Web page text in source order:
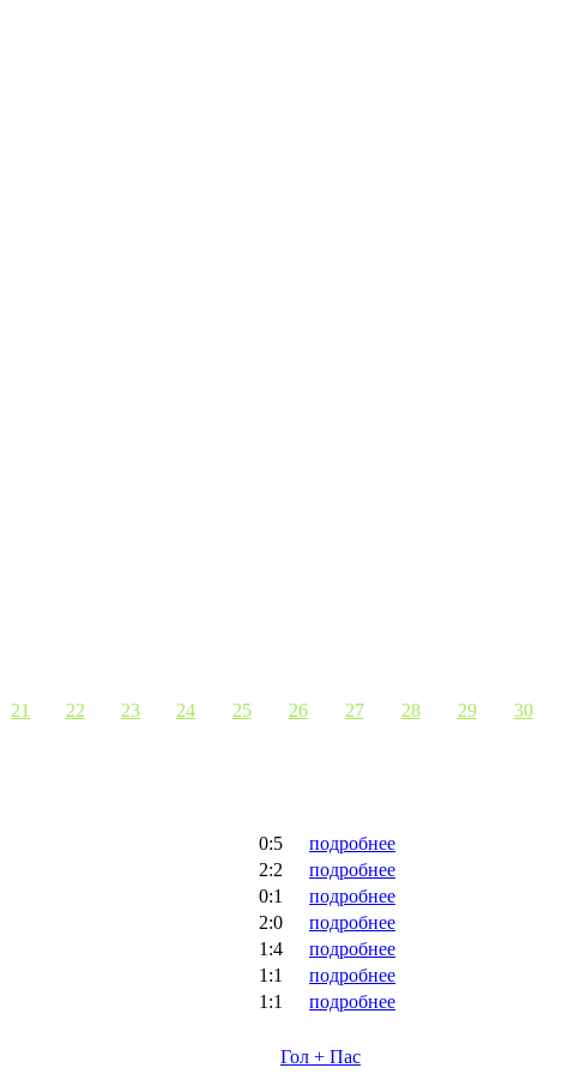
21 22 23 24 25 26 27 28 29 30
0:5
подробнее
2:2
подробнее
0:1
подробнее
2:0
подробнее
1:4
подробнее
1:1
подробнее
1:1 подробнее
Гол + Пас